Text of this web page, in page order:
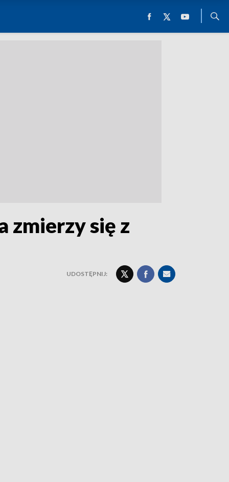
zmierzy się z
UDOSTĘPNIJ: